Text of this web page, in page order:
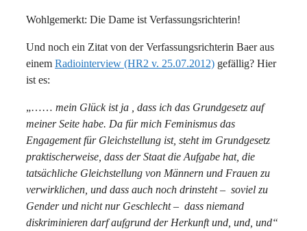
Wohlgemerkt: Die Dame ist Verfassungsrichterin!
Und noch ein Zitat von der Verfassungsrichterin Baer aus
einem Radiointerview (HR2 v. 25.07.2012) gefällig? Hier
ist es:
„…… mein Glück ist ja , dass ich das Grundgesetz auf
meiner Seite habe. Da für mich Feminismus das
Engagement für Gleichstellung ist, steht im Grundgesetz
praktischerweise, dass der Staat die Aufgabe hat, die
tatsächliche Gleichstellung von Männern und Frauen zu
verwirklichen, und dass auch noch drinsteht – soviel zu
Gender und nicht nur Geschlecht – dass niemand
diskriminieren darf aufgrund der Herkunft und, und, und“